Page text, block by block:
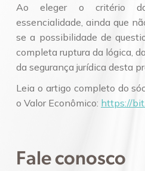
Ao eleger o critério
essencialidade, ainda que
se a possibilidade de
completa ruptura da lógica,
da segurança jurídica desta
Leia o artigo completo do
o Valor Econômico: https://
Fale conosco